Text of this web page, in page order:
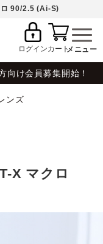
ロ 90/2.5 (Ai-S)
ログインカート
向け会員募集開始！
ンズ
X マクロ